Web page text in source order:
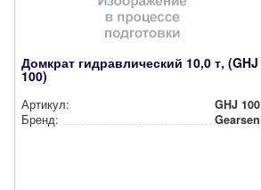
Домкрат гидравлический 10,0 т, (GHJ
100)
Артикул:
GHJ 100
Бренд:
Gearsen